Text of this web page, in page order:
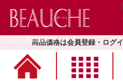
エステ用品卸売サイト
商品価格は会員登録・ログ